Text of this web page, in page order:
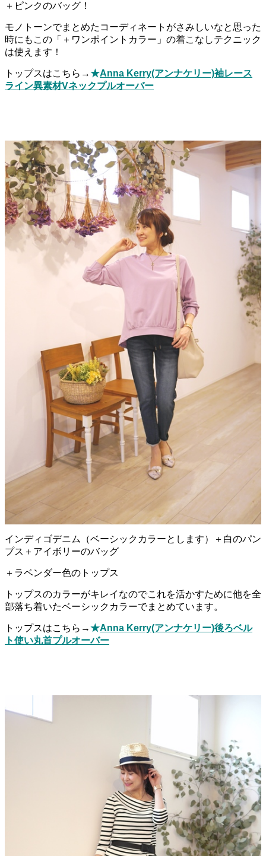
＋ピンクのバッグ！
モノトーンでまとめたコーディネートがさみしいなと思った
時にもこの「＋ワンポイントカラー」の着こなしテクニック
は使えます！
トップスはこちら→★Anna Kerry(アンナケリー)袖レース
ライン異素材Vネックプルオーバー
インディゴデニム（ベーシックカラーとします）＋白のパン
プス＋アイボリーのバッグ
＋ラベンダー色のトップス
トップスのカラーがキレイなのでこれを活かすために他を全
部落ち着いたベーシックカラーでまとめています。
トップスはこちら→★Anna Kerry(アンナケリー)後ろベル
ト使い丸首プルオーバー